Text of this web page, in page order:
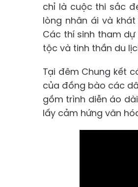
chỉ là cuộc thi sắc
lòng nhân ái và
Các thí sinh tham
tộc và tinh thần du
Tại đêm Chung kết
của đồng bào các
gồm trình diễn áo
lấy cảm hứng văn